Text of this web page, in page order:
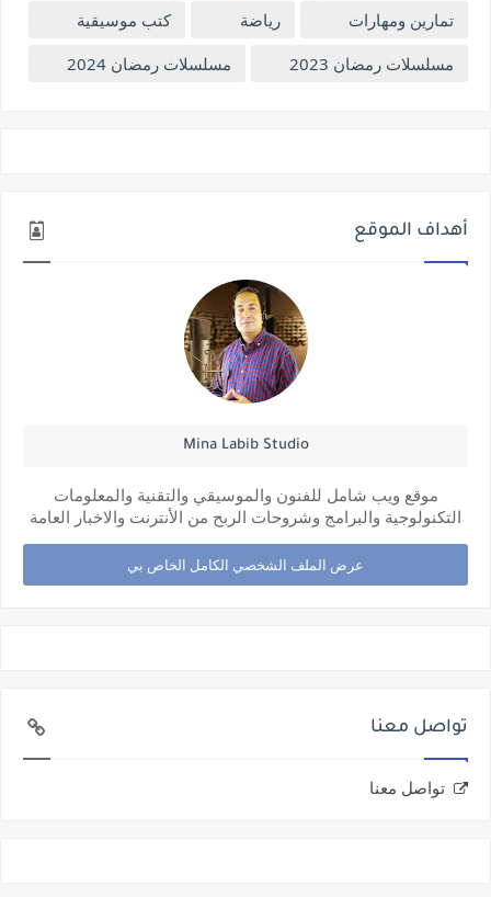
تمارين ومهارات
رياضة
كتب موسيقية
مسلسلات رمضان 2023
مسلسلات رمضان 2024
أهداف الموقع
Mina Labib Studio
موقع ويب شامل للفنون والموسيقي والتقنية والمعلومات
التكنولوجية والبرامج وشروحات الربح من الأنترنت والاخبار العامة
عرض الملف الشخصي الكامل الخاص بي
تواصل معنا
تواصل معنا